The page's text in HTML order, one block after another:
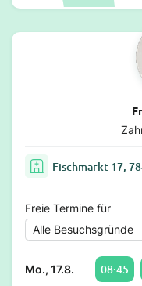
Fischmarkt 17,
Freie Termine für
Mo., 17.8. 08:45